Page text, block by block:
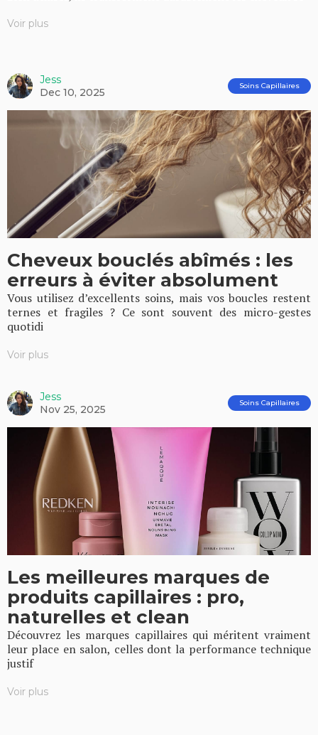
Voir plus
Jess
Dec 10, 2025
Soins Capillaires
Cheveux bouclés abîmés : les
erreurs à éviter absolument
Vous utilisez d’excellents soins, mais vos boucles restent
ternes et fragiles ? Ce sont souvent des micro-gestes
quotidi
Voir plus
Jess
Nov 25, 2025
Soins Capillaires
Les meilleures marques de
produits capillaires : pro,
naturelles et clean
Découvrez les marques capillaires qui méritent vraiment
leur place en salon, celles dont la performance technique
justif
Voir plus